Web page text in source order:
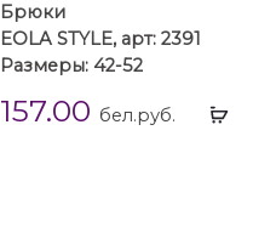
Брюки
EOLA STYLE, арт: 2391
Размеры: 42-52
157.00 бел.руб.